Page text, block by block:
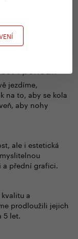
jezdíme,
na to, aby se kola
aby nohy
ale i estetická
a přední grafici.
a
prodloužili jejich
5 let.